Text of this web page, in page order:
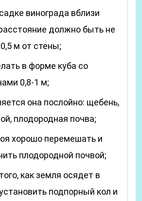
винограда вблизи
должно быть не
м от стены;
в форме куба со
0,8-1 м;
она послойно: щебень,
плодородная почва;
хорошо перемешать и
плодородной почвой;
как земля осядет в
подпорный кол и